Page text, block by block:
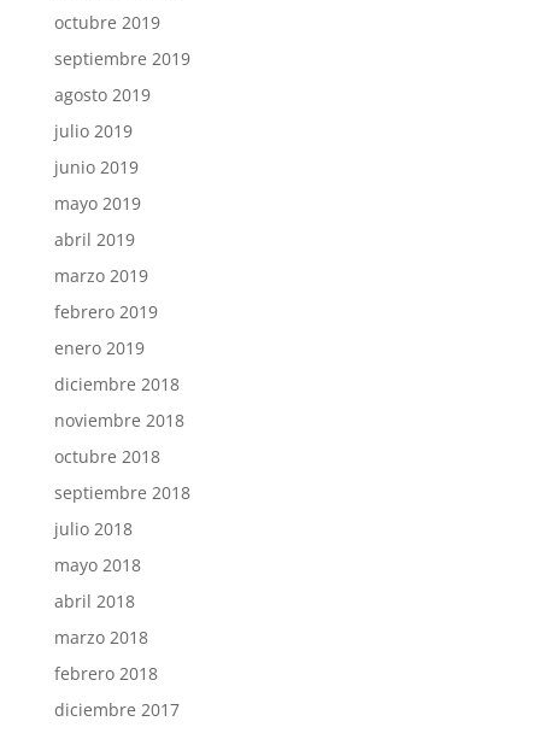
octubre 2019
septiembre 2019
agosto 2019
julio 2019
junio 2019
mayo 2019
abril 2019
marzo 2019
febrero 2019
enero 2019
diciembre 2018
noviembre 2018
octubre 2018
septiembre 2018
julio 2018
mayo 2018
abril 2018
marzo 2018
febrero 2018
diciembre 2017